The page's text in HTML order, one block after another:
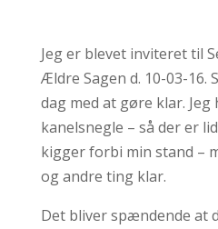
Jeg er blevet inviteret til
Ældre Sagen d. 10-03-16.
dag med at gøre klar.
kanelsnegle – så der er
kigger forbi min stand –
og andre ting klar.
Det bliver spændende at